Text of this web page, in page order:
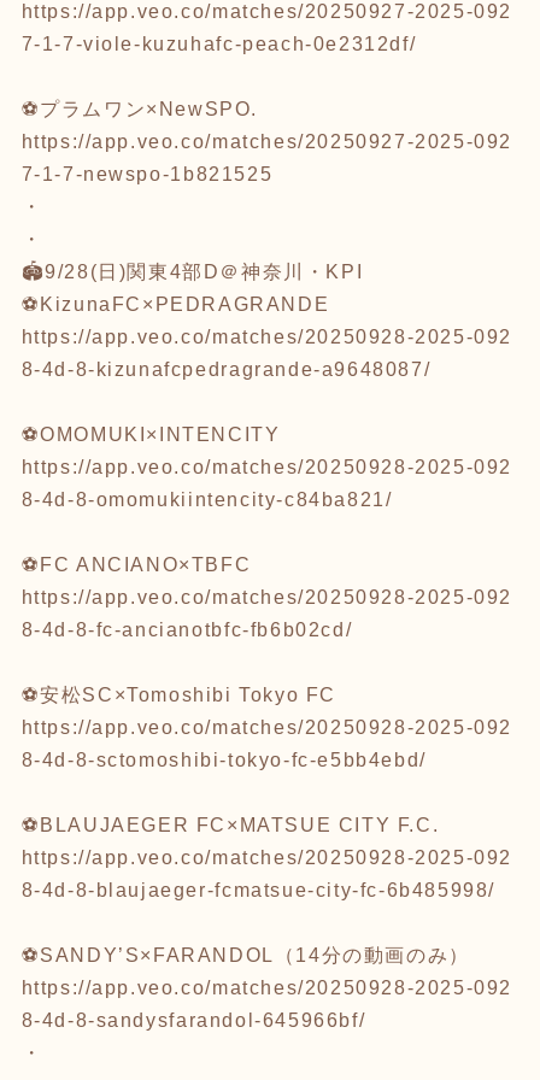
https://app.veo.co/matches/20250927-2025-092
7-1-7-viole-kuzuhafc-peach-0e2312df/
⚽️プラムワン×NewSPO.
https://app.veo.co/matches/20250927-2025-092
7-1-7-newspo-1b821525
・
・
🏟️9/28(日)関東4部D＠神奈川・KPI
⚽️KizunaFC×PEDRAGRANDE
https://app.veo.co/matches/20250928-2025-092
8-4d-8-kizunafcpedragrande-a9648087/
⚽️OMOMUKI×INTENCITY
https://app.veo.co/matches/20250928-2025-092
8-4d-8-omomukiintencity-c84ba821/
⚽️FC ANCIANO×TBFC
https://app.veo.co/matches/20250928-2025-092
8-4d-8-fc-ancianotbfc-fb6b02cd/
⚽️安松SC×Tomoshibi Tokyo FC
https://app.veo.co/matches/20250928-2025-092
8-4d-8-sctomoshibi-tokyo-fc-e5bb4ebd/
⚽️BLAUJAEGER FC×MATSUE CITY F.C.
https://app.veo.co/matches/20250928-2025-092
8-4d-8-blaujaeger-fcmatsue-city-fc-6b485998/
⚽️SANDY’S×FARANDOL（14分の動画のみ）
https://app.veo.co/matches/20250928-2025-092
8-4d-8-sandysfarandol-645966bf/
・